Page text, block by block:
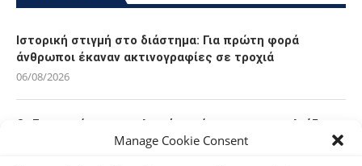
Manage Cookie Consent
Ιστορική στιγμή στο διάστημα: Για πρώτη φορά
άνθρωποι έκαναν ακτινογραφίες σε τροχιά
06/08/2026
Οι Ευρωπαίοι καταναλωτές φαίνεται να «αγκαλιάζουν»
τα νέα Samsung Galaxy Z Fold8